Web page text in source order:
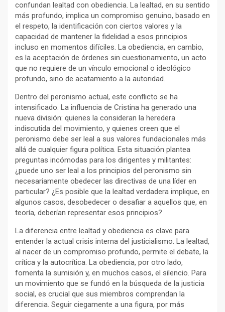
confundan lealtad con obediencia. La lealtad, en su sentido
más profundo, implica un compromiso genuino, basado en
el respeto, la identificación con ciertos valores y la
capacidad de mantener la fidelidad a esos principios
incluso en momentos difíciles. La obediencia, en cambio,
es la aceptación de órdenes sin cuestionamiento, un acto
que no requiere de un vínculo emocional o ideológico
profundo, sino de acatamiento a la autoridad.
Dentro del peronismo actual, este conflicto se ha
intensificado. La influencia de Cristina ha generado una
nueva división: quienes la consideran la heredera
indiscutida del movimiento, y quienes creen que el
peronismo debe ser leal a sus valores fundacionales más
allá de cualquier figura política. Esta situación plantea
preguntas incómodas para los dirigentes y militantes:
¿puede uno ser leal a los principios del peronismo sin
necesariamente obedecer las directivas de una líder en
particular? ¿Es posible que la lealtad verdadera implique, en
algunos casos, desobedecer o desafiar a aquellos que, en
teoría, deberían representar esos principios?
La diferencia entre lealtad y obediencia es clave para
entender la actual crisis interna del justicialismo. La lealtad,
al nacer de un compromiso profundo, permite el debate, la
crítica y la autocrítica. La obediencia, por otro lado,
fomenta la sumisión y, en muchos casos, el silencio. Para
un movimiento que se fundó en la búsqueda de la justicia
social, es crucial que sus miembros comprendan la
diferencia. Seguir ciegamente a una figura, por más